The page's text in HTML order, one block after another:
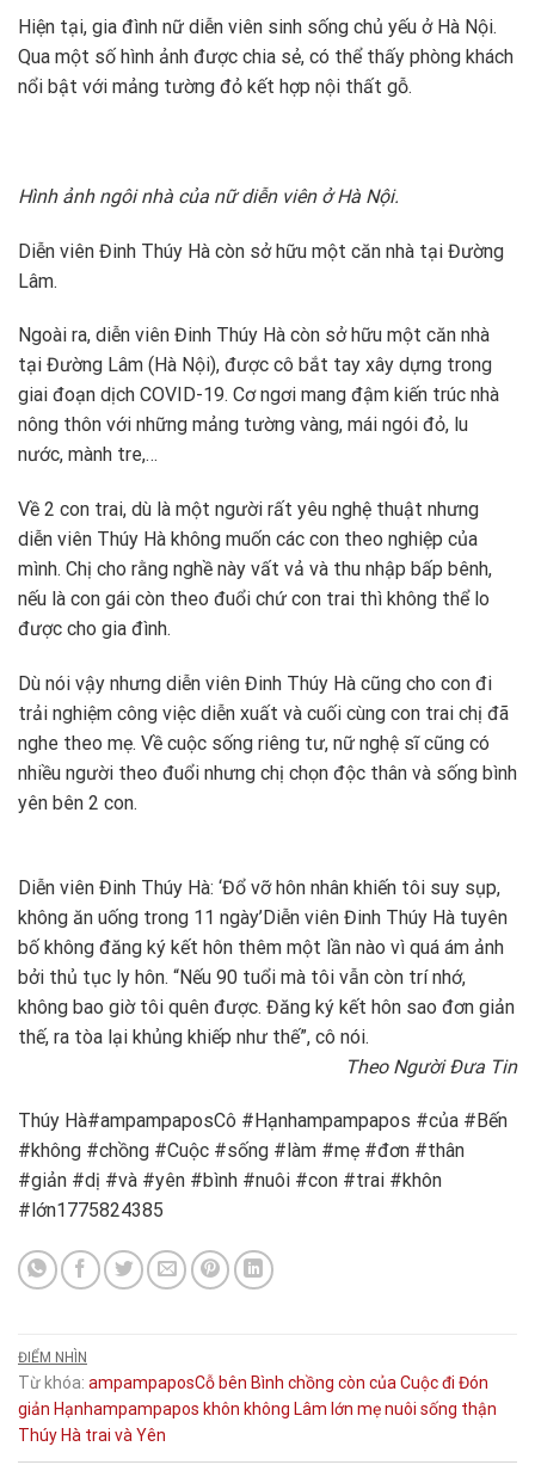
Hiện tại, gia đình nữ diễn viên sinh sống chủ yếu ở Hà Nội.
Qua một số hình ảnh được chia sẻ, có thể thấy phòng khách
nổi bật với mảng tường đỏ kết hợp nội thất gỗ.
Hình ảnh ngôi nhà của nữ diễn viên ở Hà Nội.
Diễn viên Đinh Thúy Hà còn sở hữu một căn nhà tại Đường
Lâm.
Ngoài ra, diễn viên Đinh Thúy Hà còn sở hữu một căn nhà
tại Đường Lâm (Hà Nội), được cô bắt tay xây dựng trong
giai đoạn dịch COVID-19. Cơ ngơi mang đậm kiến trúc nhà
nông thôn với những mảng tường vàng, mái ngói đỏ, lu
nước, mành tre,…
Về 2 con trai, dù là một người rất yêu nghệ thuật nhưng
diễn viên Thúy Hà không muốn các con theo nghiệp của
mình. Chị cho rằng nghề này vất vả và thu nhập bấp bênh,
nếu là con gái còn theo đuổi chứ con trai thì không thể lo
được cho gia đình.
Dù nói vậy nhưng diễn viên Đinh Thúy Hà cũng cho con đi
trải nghiệm công việc diễn xuất và cuối cùng con trai chị đã
nghe theo mẹ. Về cuộc sống riêng tư, nữ nghệ sĩ cũng có
nhiều người theo đuổi nhưng chị chọn độc thân và sống bình
yên bên 2 con.
Diễn viên Đinh Thúy Hà: ‘Đổ vỡ hôn nhân khiến tôi suy sụp,
không ăn uống trong 11 ngày’Diễn viên Đinh Thúy Hà tuyên
bố không đăng ký kết hôn thêm một lần nào vì quá ám ảnh
bởi thủ tục ly hôn. “Nếu 90 tuổi mà tôi vẫn còn trí nhớ,
không bao giờ tôi quên được. Đăng ký kết hôn sao đơn giản
thế, ra tòa lại khủng khiếp như thế”, cô nói.
Theo Người Đưa Tin
Thúy Hà#ampampaposCô #Hạnhampampapos #của #Bến
#không #chồng #Cuộc #sống #làm #mẹ #đơn #thân
#giản #dị #và #yên #bình #nuôi #con #trai #khôn
#lớn1775824385
ĐIỂM NHÌN
Từ khóa: ampampaposCỗ bên Bình chồng còn củaCuộcđi Đón
giản Hạnhampampapos khôn không Lâm lớn mẹnuôi sống thận
Thúy Hà trai vàYên